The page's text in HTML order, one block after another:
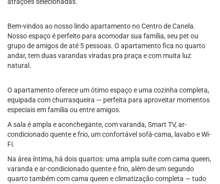
Bem-vindos ao nosso lindo apartamento no Centro de Canela.
Nosso espaço é perfeito para acomodar sua família, seu pet ou
grupo de amigos de até 5 pessoas. O apartamento fica no quarto
andar, tem duas varandas viradas pra praça e com muita luz
natural.
O apartamento oferece um ótimo espaço e uma cozinha completa,
equipada com churrasqueira — perfeita para aproveitar momentos
especiais em família ou entre amigos.
A sala é ampla e aconchegante, com varanda, Smart TV, ar-
condicionado quente e frio, um confortável sofá-cama, lavabo e Wi-
Fi.
Na área íntima, há dois quartos: uma ampla suíte com cama queen,
varanda e ar-condicionado quente e frio, além de um segundo
quarto também com cama queen e climatização completa — tudo